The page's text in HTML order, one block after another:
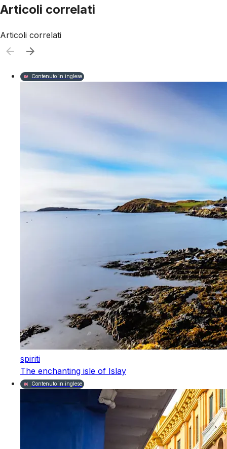
Articoli correlati
Articoli correlati
Contenuto in inglese
spiriti
The enchanting isle of Islay
Contenuto in inglese